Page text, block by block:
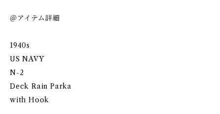
＠アイテム詳細
1940s
US NAVY
N-2
Deck Rain Parka
with Hook